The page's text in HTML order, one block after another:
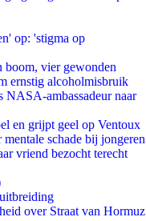
op: 'stigma op
boom, vier gewonden
ernstig alcoholmisbruik
ambassadeur naar
en grijpt geel op Ventoux
schade bij jongeren
vriend bezocht terecht
over Straat van Hormuz